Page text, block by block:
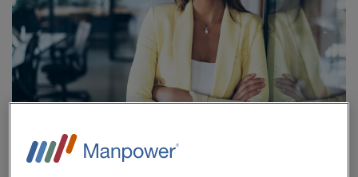
När pandemin slog till lämnade miljontals kvinnor sina
jobb. Många befarade att det skulle ta årtionden att